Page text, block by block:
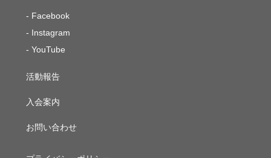
Facebook
Instagram
YouTube
活動報告
入会案内
お問い合わせ